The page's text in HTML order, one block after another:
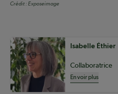
Crédit :Exposeimage
Auteurs de contenu
Isabelle Éthier
Collaboratrice
En voir plus